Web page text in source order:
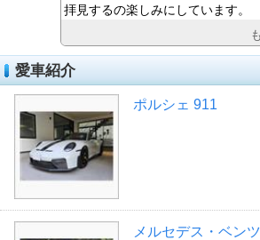
拝見するの楽しみにしています。
愛車紹介
ポルシェ 911
メルセデス・ベン